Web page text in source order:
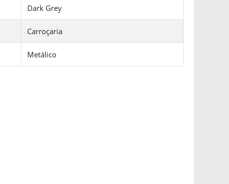
Dark Grey
Carroçaria
Metálico